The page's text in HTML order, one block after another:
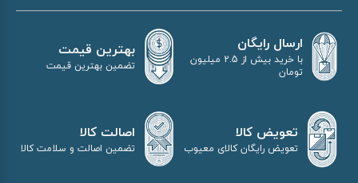
ارسال رایگان
با خرید بیش از 2.5 میلیون
تومان
بهترین قیمت
تضمین بهترین قیمت
تعویض کالا
تعویض رایگان کالای معیوب
اصالت کالا
تضمین اصالت و سلامت کالا